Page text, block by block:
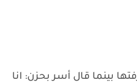
بينما قال أسر بحزن: انا